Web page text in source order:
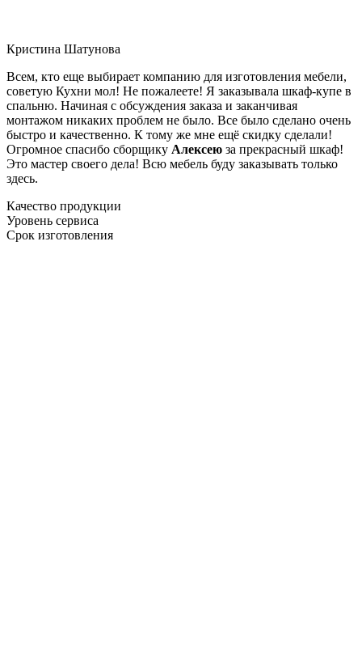
Кристина Шатунова
Всем, кто еще выбирает компанию для изготовления мебели,
советую Кухни мол! Не пожалеете! Я заказывала шкаф-купе в
спальню. Начиная с обсуждения заказа и заканчивая
монтажом никаких проблем не было. Все было сделано очень
быстро и качественно. К тому же мне ещё скидку сделали!
Огромное спасибо сборщику Алексею за прекрасный шкаф!
Это мастер своего дела! Всю мебель буду заказывать только
здесь.
Качество продукции
Уровень сервиса
Срок изготовления